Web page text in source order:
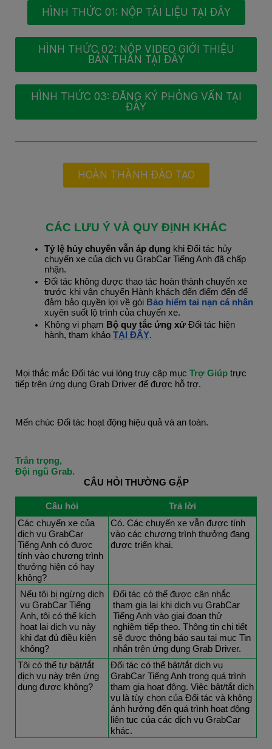
HÌNH THỨC 01: NỘP TÀI LIỆU TẠI ĐÂY
HÌNH THỨC 02: NỘP VIDEO GIỚI THIỆU
BẢN THÂN TẠI ĐÂY
HÌNH THỨC 03: ĐĂNG KÝ PHỎNG VẤN TẠI
ĐÂY
HOÀN THÀNH ĐÀO TẠO
CÁC LƯU Ý VÀ QUY ĐỊNH KHÁC
Tỷ lệ hủy chuyến vẫn áp dụng khi Đối tác hủy
chuyến xe của dịch vụ GrabCar Tiếng Anh đã chấp
nhận.
Đối tác không được thao tác hoàn thành chuyến xe
trước khi vận chuyển Hành khách đến điểm đến để
đảm bảo quyền lợi về gói Bảo hiểm tai nạn cá nhân
xuyên suốt lộ trình của chuyến xe.
Không vi phạm Bộ quy tắc ứng xử Đối tác hiện
hành, tham khảo TẠI ĐÂY.
Mọi thắc mắc Đối tác vui lòng truy cập mục Trợ Giúp trực
tiếp trên ứng dụng Grab Driver để được hỗ trợ.
Mến chúc Đối tác hoạt động hiệu quả và an toàn.
Trân trọng,
Đội ngũ Grab.
CÂU HỎI THƯỜNG GẶP
Câu hỏi
Trả lời
Các chuyến xe của
dịch vụ GrabCar
Tiếng Anh có được
tính vào chương trình
thưởng hiện có hay
không?
Có. Các chuyến xe vẫn được tính
vào các chương trình thưởng đang
được triển khai.
Nếu tôi bị ngừng dịch
vụ GrabCar Tiếng
Anh, tôi có thể kích
hoạt lại dịch vụ này
khi đạt đủ điều kiện
không?
Đối tác có thể được cân nhắc
tham gia lại khi dịch vụ GrabCar
Tiếng Anh vào giai đoạn thử
nghiệm tiếp theo. Thông tin chi tiết
sẽ được thông báo sau tại mục Tin
nhắn trên ứng dụng Grab Driver.
Tôi có thể tự bật/tắt
dịch vụ này trên ứng
dụng được không?
Đối tác có thể bật/tắt dịch vụ
GrabCar Tiếng Anh trong quá trình
tham gia hoạt động. Việc bật/tắt dịch
vụ là tùy chọn của Đối tác và không
ảnh hưởng đến quá trình hoạt động
liên tục của các dịch vụ GrabCar
khác.